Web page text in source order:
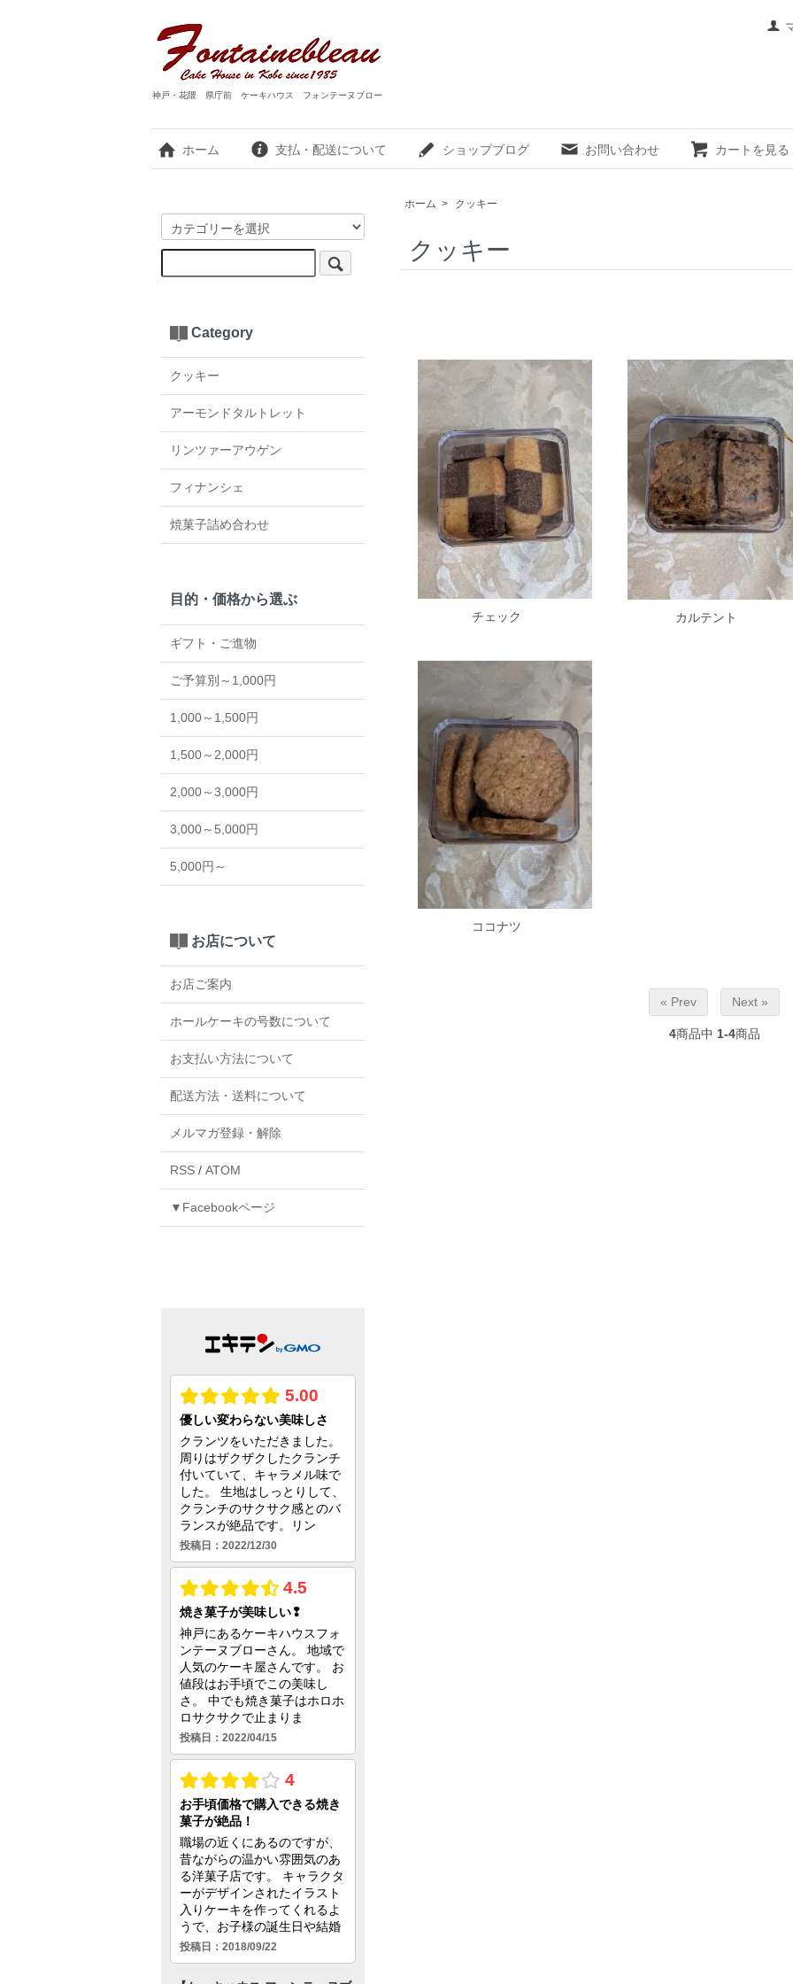
神戸・花隈 県庁前 ケーキハウス フォンテーヌブロー
ホーム 支払・配送について ショップブログ お問い合わせ カートを見る
ホーム > クッキー
クッキー
チェック カルテント
ココナツ
« Prev Next »
4商品中 1-4商品
Category
クッキー
アーモンドタルトレット
リンツァーアウゲン
フィナンシェ
焼菓子詰め合わせ
目的・価格から選ぶ
ギフト・ご進物
ご予算別～1,000円
1,000～1,500円
1,500～2,000円
2,000～3,000円
3,000～5,000円
5,000円～
お店について
お店ご案内
ホールケーキの号数について
お支払い方法について
配送方法・送料について
メルマガ登録・解除
RSS / ATOM
▼Facebookページ